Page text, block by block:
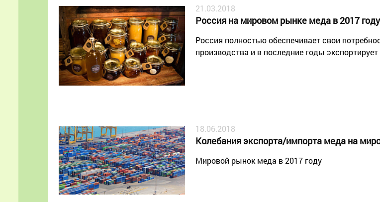
21.03.2018
Россия на мировом рынке меда в 2017
Россия полностью обеспечивает свои
производства и в последние годы
18.06.2018
Колебания экспорта/импорта меда на
Мировой рынок меда в 2017 году